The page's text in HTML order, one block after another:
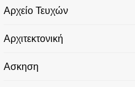
Αρχείο Τευχών
Αρχιτεκτονική
Ασκηση